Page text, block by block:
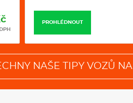
PROHLÉDNOUT
NAŠE TIPY VOZŮ NA